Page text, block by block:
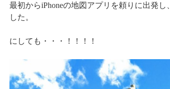
最初からiPhoneの地図アプリを頼りに出発
した。
にしても・・・！！！！